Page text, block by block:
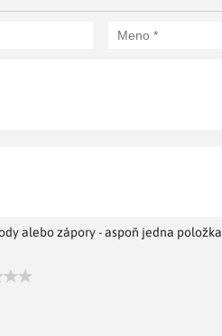
alebo zápory - aspoň jedna